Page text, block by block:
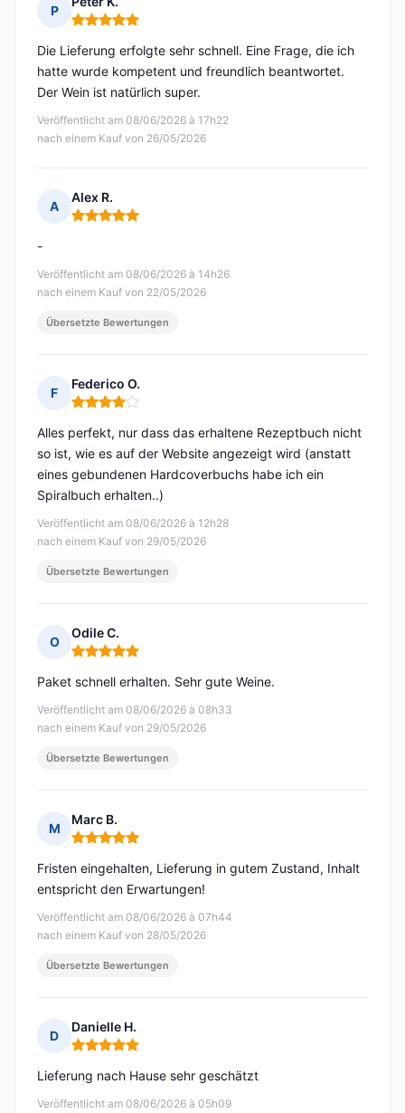
P
Hinweis: 5 von 5
Veröffentlicht am 08/06/2026 à 17h22
nach einem Kauf von 26/05/2026
Die Lieferung erfolgte sehr schnell. Eine Frage, die ich
hatte wurde kompetent und freundlich beantwortet.
Der Wein ist natürlich super.
A
Alex R.
Hinweis: 5 von 5
Veröffentlicht am 08/06/2026 à 14h26
nach einem Kauf von 22/05/2026
-
Übersetzte Bewertungen
F
Federico O.
Hinweis: 4 von 5
Veröffentlicht am 08/06/2026 à 12h28
nach einem Kauf von 29/05/2026
Alles perfekt, nur dass das erhaltene Rezeptbuch nicht
so ist, wie es auf der Website angezeigt wird (anstatt
eines gebundenen Hardcoverbuchs habe ich ein
Spiralbuch erhalten..)
Übersetzte Bewertungen
O
Odile C.
Hinweis: 5 von 5
Veröffentlicht am 08/06/2026 à 08h33
nach einem Kauf von 29/05/2026
Paket schnell erhalten. Sehr gute Weine.
Übersetzte Bewertungen
M
Marc B.
Hinweis: 5 von 5
Veröffentlicht am 08/06/2026 à 07h44
nach einem Kauf von 28/05/2026
Fristen eingehalten, Lieferung in gutem Zustand, Inhalt
entspricht den Erwartungen!
Übersetzte Bewertungen
D
Danielle H.
Hinweis: 5 von 5
Veröffentlicht am 08/06/2026 à 05h09
Lieferung nach Hause sehr geschätzt